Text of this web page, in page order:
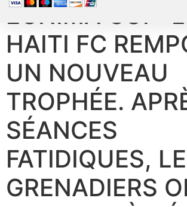
EGNIMA CUP:
HAITI FC
UN NOUVEAU
TROPHÉE.
SÉANCES
FATIDIQUES,
GRENADIERS